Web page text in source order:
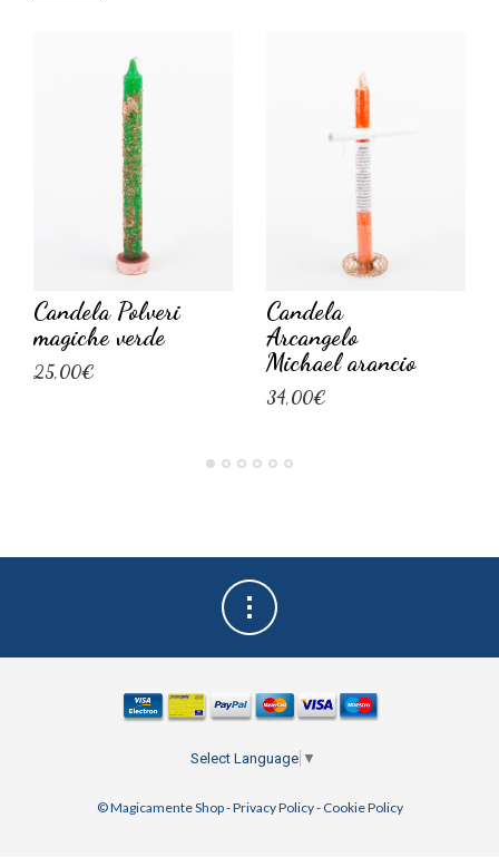
Candela Polveri
magiche verde
25,00€
Candela
Arcangelo
Michael arancio
34,00€
Select Language ▼
© Magicamente Shop -Privacy Policy- Cookie Policy